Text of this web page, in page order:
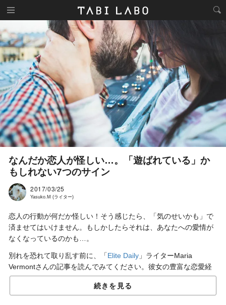
なんだか恋人が怪しい…。「遊ばれている」か
もしれない7つのサイン
2017/03/25
Yasuko.M (ライター)
恋人の行動が何だか怪しい！そう感じたら、「気のせいかも」で
済ませてはいけません。もしかしたらそれは、あなたへの愛情が
なくなっているのかも…。
別れを恐れて取り乱す前に、「Elite Daily 」ライターMaria
Vermontさんの記事を読んでみてください。彼女の豊富な恋愛経
験が教えてくれる「あなたが恋人に遊ばれてる決定的な7つのサイ
ン」は、どれもうなずけるものばかり。改めて不自然な点に気づ
続きを見る